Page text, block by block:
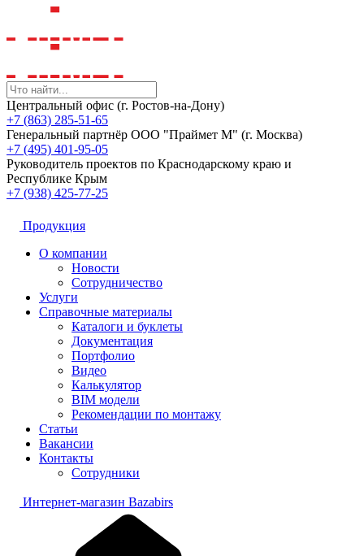
Центральный офис (г. Ростов-на-Дону)
+7 (863) 285-51-65
Генеральный партнёр ООО "Праймет М" (г. Москва)
+7 (495) 401-95-05
Руководитель проектов по Краснодарскому краю и
Республике Крым
+7 (938) 425-77-25
Продукция
О компании
Новости
Сотрудничество
Услуги
Справочные материалы
Каталоги и буклеты
Документация
Портфолио
Видео
Калькулятор
BIM модели
Рекомендации по монтажу
Статьи
Вакансии
Контакты
Сотрудники
Интернет-магазин Bazabirs